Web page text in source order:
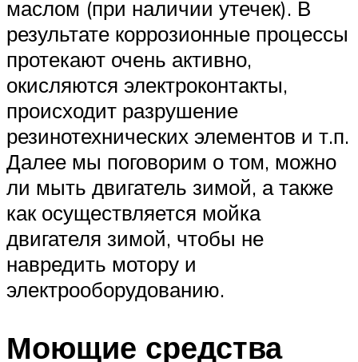
маслом (при наличии утечек). В
результате коррозионные процессы
протекают очень активно,
окисляются электроконтакты,
происходит разрушение
резинотехнических элементов и т.п.
Далее мы поговорим о том, можно
ли мыть двигатель зимой, а также
как осуществляется мойка
двигателя зимой, чтобы не
навредить мотору и
электрооборудованию.
Моющие средства